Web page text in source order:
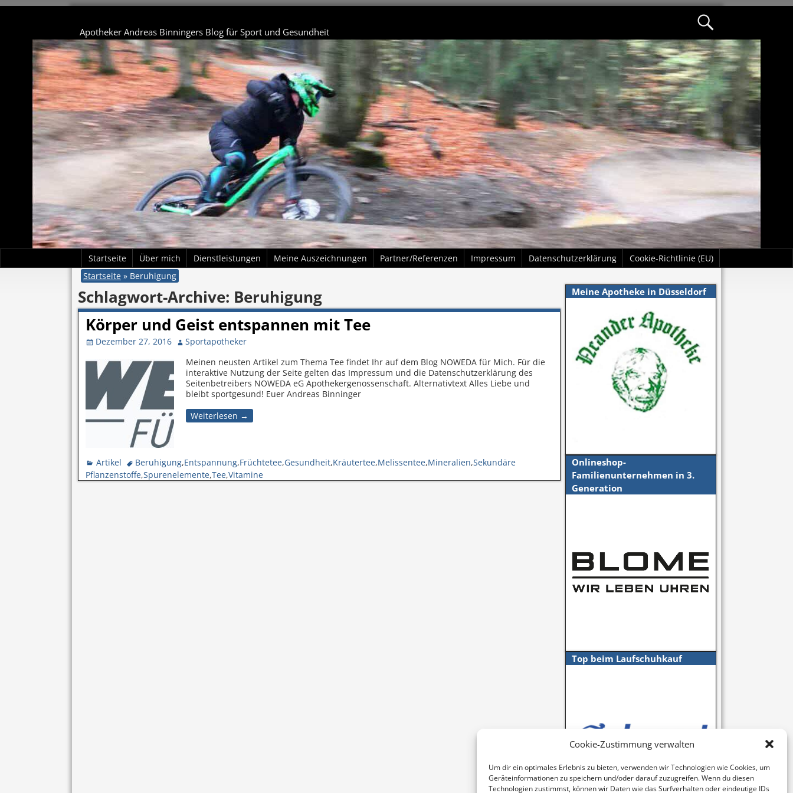
Cookie-Zustimmung verwalten
Um dir ein optimales Erlebnis zu bieten, verwenden wir Technologien wie Cookies, um
Geräteinformationen zu speichern und/oder darauf zuzugreifen. Wenn du diesen
Technologien zustimmst, können wir Daten wie das Surfverhalten oder eindeutige IDs
Apotheker Andreas Binningers Blog für Sport und Gesundheit
Startseite Über mich Dienstleistungen Meine Auszeichnungen Partner/Referenzen Impressum Datenschutzerklärung
Cookie-Richtlinie (EU)
Startseite » Beruhigung
Schlagwort-Archive: Beruhigung
Körper und Geist entspannen mit Tee
Dezember 27, 2016
Sportapotheker
Meinen neusten Artikel zum Thema Tee findet Ihr auf dem Blog NOWEDA für Mich. Für die
interaktive Nutzung der Seite gelten das Impressum und die Datenschutzerklärung des
Seitenbetreibers NOWEDA eG Apothekergenossenschaft. Alternativtext Alles Liebe und
bleibt sportgesund! Euer Andreas Binninger
Weiterlesen →
Artikel Beruhigung,Entspannung,Früchtetee,Gesundheit,Kräutertee,Melissentee,Mineralien,Sekundäre
Pflanzenstoffe,Spurenelemente,Tee,Vitamine
Meine Apotheke in Düsseldorf
Onlineshop-
Familienunternehmen in 3.
Generation
Top beim Laufschuhkauf